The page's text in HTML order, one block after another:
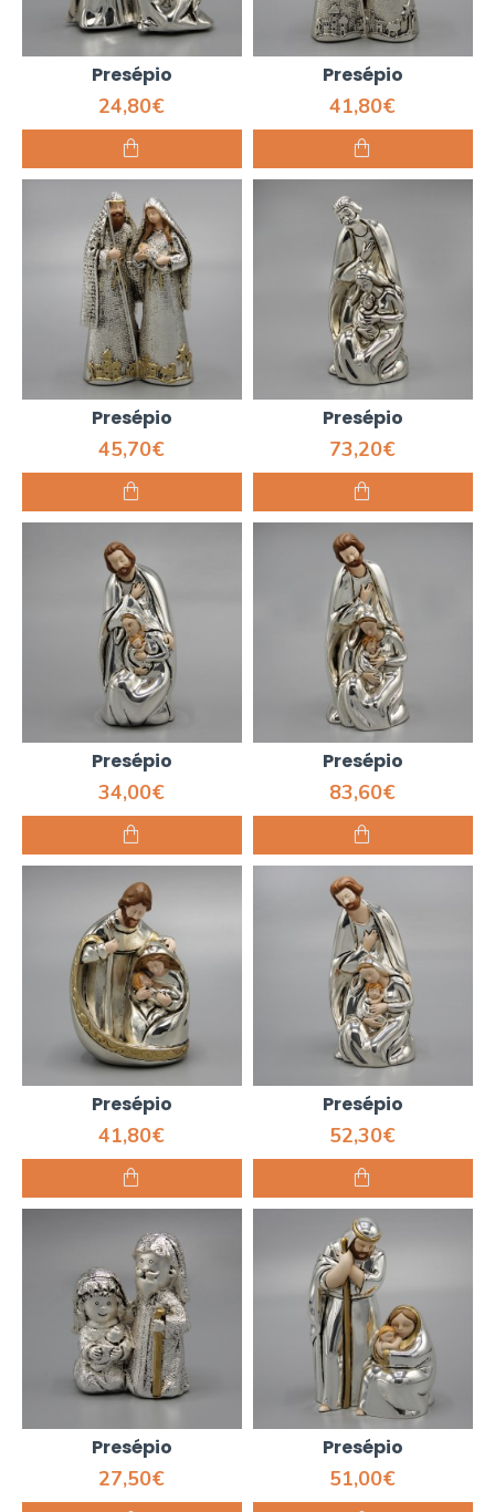
Presépio
24,80€
Presépio
41,80€
Presépio
45,70€
Presépio
73,20€
Presépio
34,00€
Presépio
83,60€
Presépio
41,80€
Presépio
52,30€
Presépio
27,50€
Presépio
51,00€